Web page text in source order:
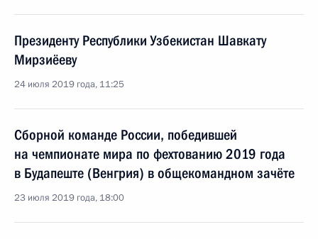
Президенту Республики Узбекистан Шавкату
Мирзиёеву
24 июля 2019 года, 11:25
Сборной команде России, победившей
на чемпионате мира по фехтованию 2019 года
в Будапеште (Венгрия) в общекомандном зачёте
23 июля 2019 года, 18:00